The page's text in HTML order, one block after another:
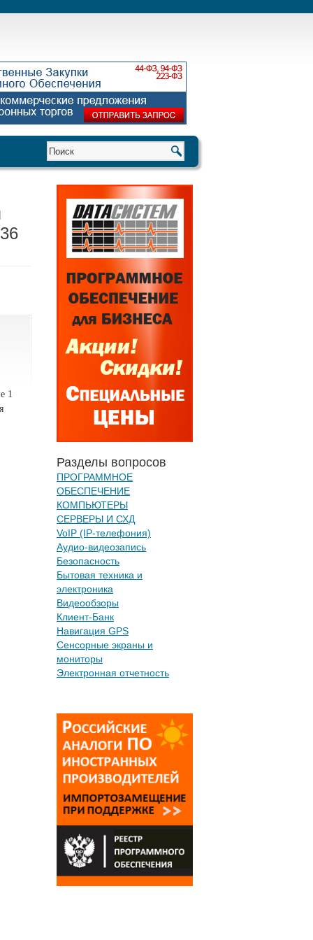
1
Разделы вопросов
ПРОГРАММНОЕ
ОБЕСПЕЧЕНИЕ
КОМПЬЮТЕРЫ
СЕРВЕРЫ И СХД
VoIP (IP-телефония)
Аудио-видеозапись
Безопасность
Бытовая техника и
электроника
Видеообзоры
Клиент-Банк
Навигация GPS
Сенсорные экраны и
мониторы
Электронная отчетность